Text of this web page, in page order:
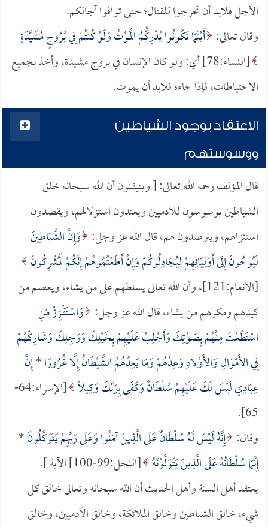
الأجل فلابد أن تخرجوا للقتال؛ حتى توافوا آجالكم.
وقال تعالى: أَيْنَمَا تَكُونُوا يُدْرِكُّمُ الْمَوْتُ وَلَوْ كُنتُمْ فِي بُرُوجٍ مُشَيَّدَةٍ
[النساء:78] أي: ولو كان الإنسان في بروج مشيدة، وأخذ بجميع
الاحتياطات، فإذا جاءه فلابد أن يموت.
الاعتقاد بوجود الشياطين
ووسوستهم
قال المؤلف رحمه الله تعالى: [ ويتيقنون أن الله سبحانه خلق
الشياطين يوسوسون للآدميين ويعتدون استزلالهم، ويقصدون
استنزالهم، ويترصدون لهم، قال الله عز وجل: وَإِنَّ الشَّيَاطِينَ
لَيُوحُونَ إِلَى أَوْلِيَائِهِمْ لِيُجَادِلُوكُمْ وَإِنْ أَطَعْتُمُوهُمْ إِنَّكُمْ لَمُشْرِكُونَ
[الأنعام:121]، وأن الله تعالى يسلطهم على من يشاء، ويعصم من
كيدهم ومكرهم من يشاء، قال الله عز وجل: وَاسْتَفْزِزْ مَنِ
اسْتَطَعْتَ مِنْهُمْ بِصَوْتِكَ وَأَجْلِبْ عَلَيْهِمْ بِخَيْلِكَ وَرَجِلِكَ وَشَارِكْهُمْ
فِي الأَمْوَالِ وَالأَوْلادِ وَعِدْهُمْ وَمَا يَعِدُهُمُ الشَّيْطَانُ إِلَّا غُرُورًا*إِنَّ
عِبَادِي لَيْسَ لَكَ عَلَيْهِمْ سُلْطَانٌ وَكَفَى بِرَبِّكَ وَكِيلًا
[الإسراء:64-
65].
وقال: إِنَّهُ لَيْسَ لَهُ سُلْطَانٌ عَلَى الَّذِينَ آمَنُوا وَعَلَى رَبِّهِمْ يَتَوَكَّلُونَ*
إِنَّمَا سُلْطَانُهُ عَلَى الَّذِينَ يَتَوَلَّوْنَهُ [النحل:99-100] الآية ].
يعتقد أهل السنة وأهل الحديث أن الله سبحانه وتعالى خالق كل
شيء، خالق الشياطين وخالق الملائكة، وخالق الآدميين، وخالق